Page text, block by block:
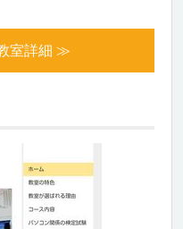
室詳細 ≫